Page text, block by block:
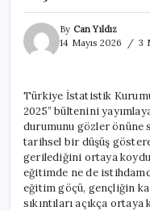
By Can Yıldız
14 Mayıs 2026
3
Türkiye İstatistik
2025” bültenini
durumunu gözler önüne
tarihsel bir düşüş
gerilediğini ortaya
eğitimde ne de
eğitim göçü, gençliğin
sıkıntıları açıkça ortaya